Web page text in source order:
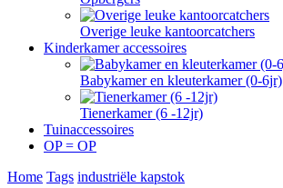
Overige leuke kantoorcatchers
Kinderkamer accessoires
Babykamer en kleuterkamer (0-6jr)
Tienerkamer (6 -12jr)
Tuinaccessoires
OP = OP
Home Tags industriële kapstok